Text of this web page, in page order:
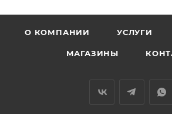
раньше связаться с менеджером,
О КОМПАНИИ УСЛУГИ
МАГАЗИНЫ